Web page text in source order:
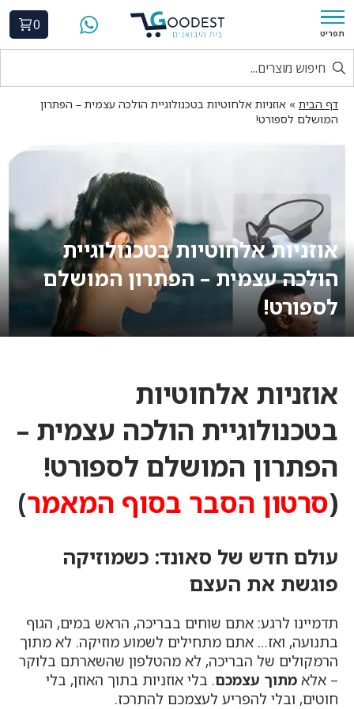
תפריט
0
דף הבית » אוזניות אלחוטיות בטכנולוגיית הולכה עצמית – הפתרון
המושלם לספורט!
אוזניות אלחוטיות בטכנולוגיית
הולכה עצמית – הפתרון המושלם
לספורט!
אוזניות אלחוטיות
בטכנולוגיית הולכה עצמית –
הפתרון המושלם לספורט!
(סרטון הסבר בסוף המאמר)
עולם חדש של סאונד: כשמוזיקה
פוגשת את העצם
תדמיינו לרגע: אתם שוחים בבריכה, הראש במים, הגוף
בתנועה, ואז… אתם מתחילים לשמוע מוזיקה. לא מתוך
הרמקולים של הבריכה, לא מהטלפון שהשארתם בלוקר
– אלא מתוך עצמכם. בלי אוזניות בתוך האוזן, בלי
חוטים, ובלי להפריע לעצמכם להתרכז.